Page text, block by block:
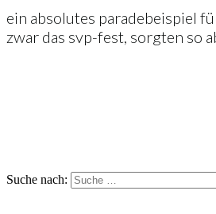
ein absolutes paradebeispiel
zwar das svp-fest, sorgten so
Suche nach: